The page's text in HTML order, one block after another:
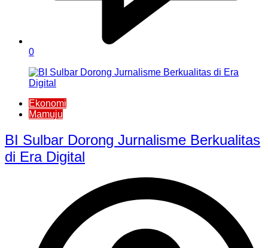
0
Ekonomi
Mamuju
BI Sulbar Dorong Jurnalisme Berkualitas
di Era Digital